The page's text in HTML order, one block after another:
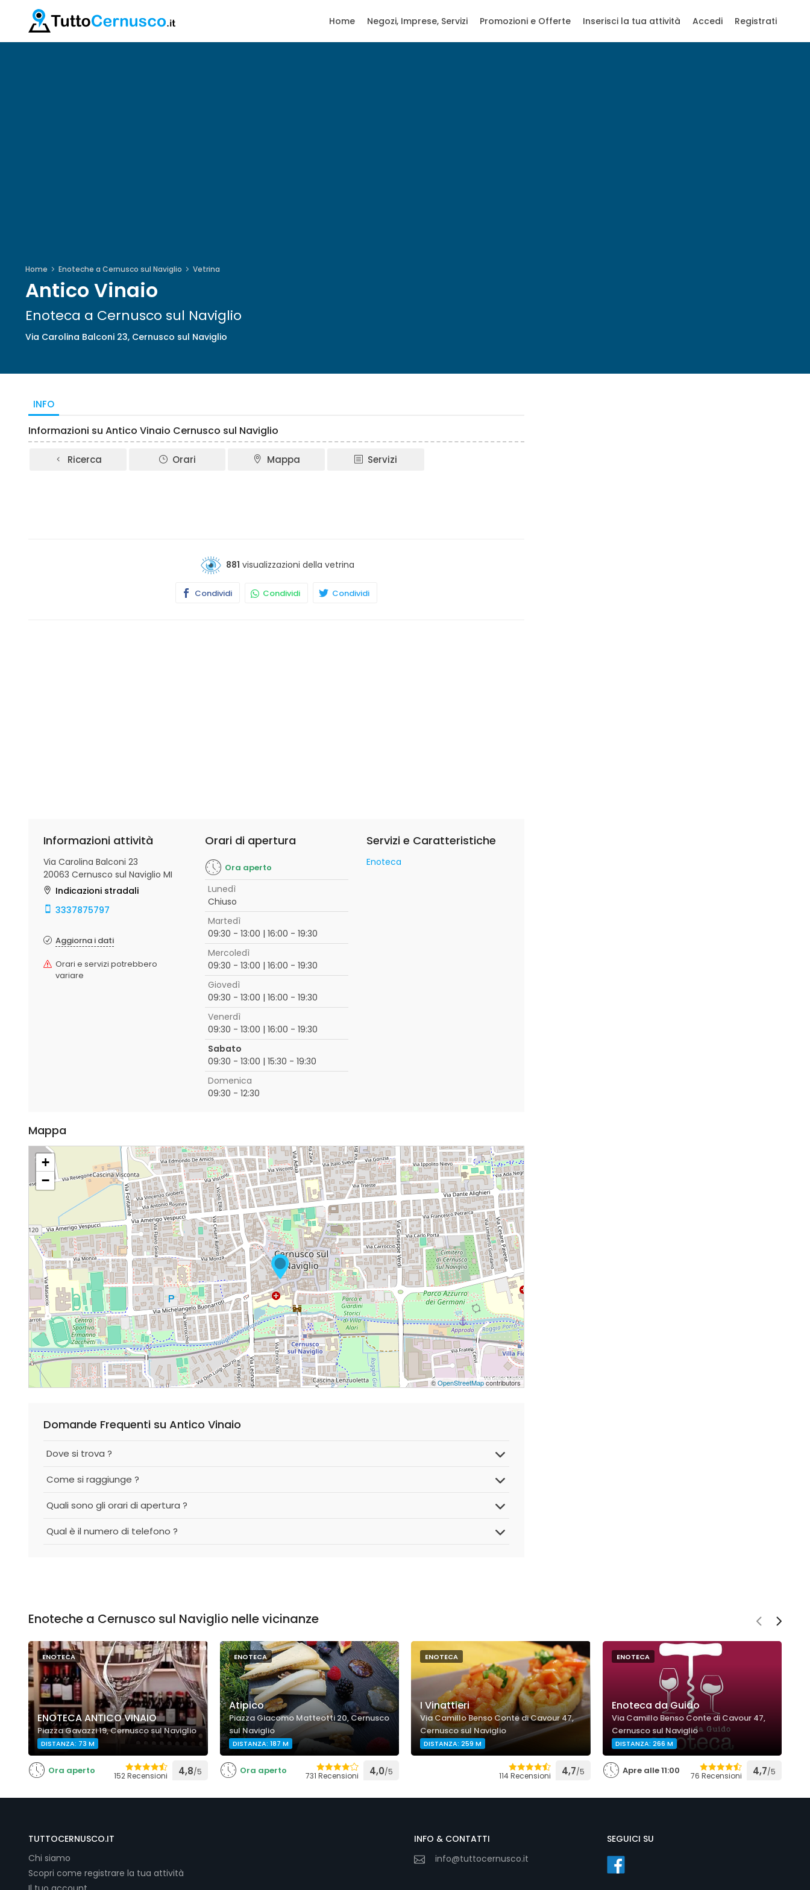
Home Negozi, Imprese, Servizi Promozioni e Offerte Inserisci la tua attività Accedi Registrati
Home Enoteche a Cernusco sul Naviglio Vetrina
Antico Vinaio
Enoteca a Cernusco sul Naviglio
Via Carolina Balconi 23, Cernusco sul Naviglio
INFO
Informazioni su Antico Vinaio Cernusco sul Naviglio
Ricerca Orari Mappa Servizi
881 visualizzazioni della vetrina
Condividi Condividi Condividi
Informazioni attività
Via Carolina Balconi 23
20063 Cernusco sul Naviglio MI
Indicazioni stradali
3337875797
Aggiorna i dati
Orari e servizi potrebbero
variare
Orari di apertura
Ora aperto
Lunedì
Chiuso
Martedì
09:30 - 13:00 | 16:00 - 19:30
Mercoledì
09:30 - 13:00 | 16:00 - 19:30
Giovedì
09:30 - 13:00 | 16:00 - 19:30
Venerdì
09:30 - 13:00 | 16:00 - 19:30
Sabato
09:30 - 13:00 | 15:30 - 19:30
Domenica
09:30 - 12:30
Servizi e Caratteristiche
Enoteca
Mappa
+
−
©OpenStreetMapcontributors
Domande Frequenti su Antico Vinaio
Dove si trova ?
Come si raggiunge ?
Quali sono gli orari di apertura ?
Qual è il numero di telefono ?
Enoteche a Cernusco sul Naviglio nelle vicinanze
ENOTECA
ENOTECA ANTICO VINAIO
Piazza Gavazzi 19, Cernusco sul Naviglio
DISTANZA: 73 M
Ora aperto 152 Recensioni 4,8/5
ENOTECA
Atipico
Piazza Giacomo Matteotti 20, Cernusco
sul Naviglio
DISTANZA: 187 M
Ora aperto 731 Recensioni 4,0/5
ENOTECA
I Vinattieri
Via Camillo Benso Conte di Cavour 47,
Cernusco sul Naviglio
DISTANZA: 259 M
114 Recensioni 4,7/5
ENOTECA
Enoteca da Guido
Via Camillo Benso Conte di Cavour 47,
Cernusco sul Naviglio
DISTANZA: 266 M
Apre alle 11:00 76 Recensioni 4,7/5
TUTTOCERNUSCO.IT
Chi siamo
Scopri come registrare la tua attività
INFO & CONTATTI
info@tuttocernusco.it
SEGUICI SU